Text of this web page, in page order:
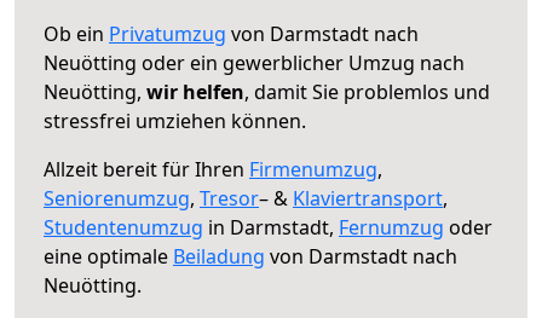
Ob ein Privatumzug von Darmstadt nach
Neuötting oder ein gewerblicher Umzug nach
Neuötting, wir helfen, damit Sie problemlos und
stressfrei umziehen können.
Allzeit bereit für Ihren Firmenumzug,
Seniorenumzug, Tresor– & Klaviertransport,
Studentenumzug in Darmstadt, Fernumzug oder
eine optimale Beiladung von Darmstadt nach
Neuötting.